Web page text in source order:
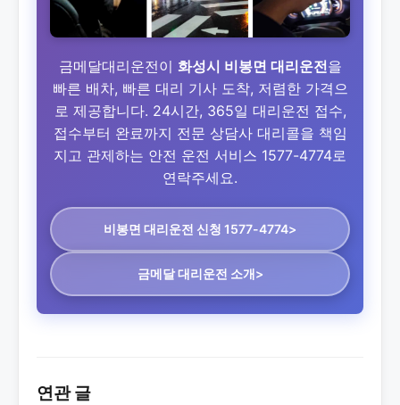
금메달대리운전이 화성시 비봉면 대리운전을
빠른 배차, 빠른 대리 기사 도착, 저렴한 가격으
로 제공합니다. 24시간, 365일 대리운전 접수,
접수부터 완료까지 전문 상담사 대리콜을 책임
지고 관제하는 안전 운전 서비스 1577-4774로
연락주세요.
비봉면 대리운전 신청 1577-4774>
금메달 대리운전 소개>
연관 글